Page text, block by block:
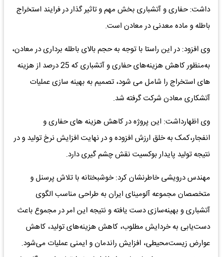
داشت: حفاری و آتشباری بخش مهم و تاثیر گذار در فرایند استخراج
باطله و‌ ماده معدنی در معادن است.
وی افزود: در این راستا با توجه به حجم بالای باطله برداری در معادن،
به‌منظور کاهش هزینه‌های حفاری و آتشباری که 25 درصد از هزینه
های استخراج را شامل می شود، تصمیم به بهینه سازی عملیات
آتشکاری معادن شرکت گرفته شد.
وی اظهارداشت: این پروژه در کاهش هزینه های حفاری و
انفجار،کمک به خلق ارزش افزوده و در نهایت افزایش نرخ تولید و در
نتیجه تولید پایدار بوکسیت نقش چشم گیری دارد.
مهندس درویشی خاطرنشان کرد: خوشبختانه با تلاش پرسنل و
متخصصان مجموعه آلومینای ایران به طراحی مناسب الگوی
آتشباری و بهینه‌سازی دست یافته و نتیجه این امر در مجموع باعث
دست‌یابی به خردایش مطلوب، کاهش هزینه‌های تولید، کاهش
عوارض زیست‌محیطی، افزایش راندمان و ایمنی عملیات می‌شود.